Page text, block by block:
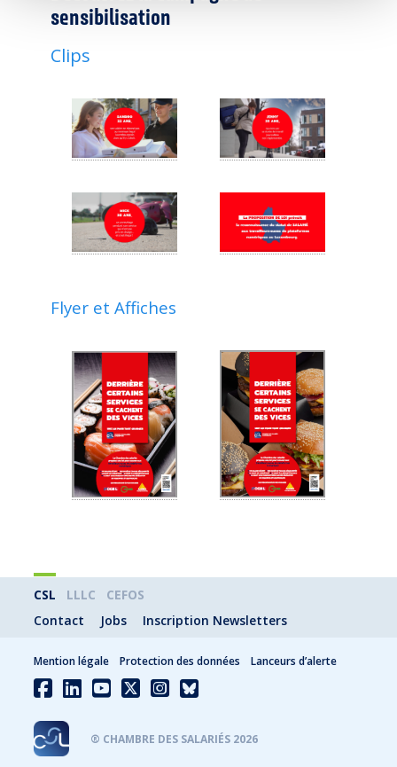
sensibilisation
Clips
Flyer et Affiches
CSL LLLC
CEFOS
Contact
Jobs Inscription Newsletters
® CHAMBRE DES SALARIÉS 2026
Mention légale Protection des données Lanceurs d’alerte